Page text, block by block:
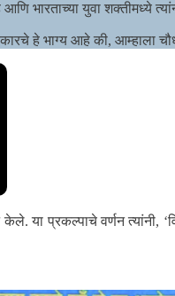
भारताच्या युवा शक्तीमध्ये
हे भाग्य आहे की, आम्हाला
या प्रकल्पाचे वर्णन त्यांनी,